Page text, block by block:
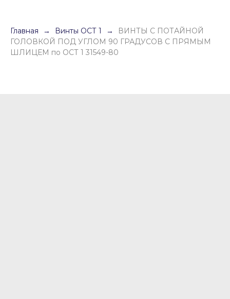
Главная Винты ОСТ 1
ВИНТЫ С ПОТАЙНОЙ
ГОЛОВКОЙ ПОД УГЛОМ 90 ГРАДУСОВ С ПРЯМЫМ
ШЛИЦЕМ по ОСТ 1 31549-80